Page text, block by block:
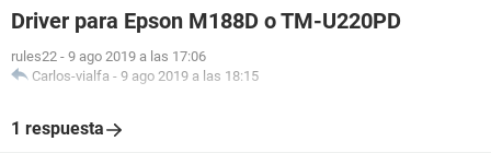
Driver para Epson M188D o TM-U220PD
rules22 - 9 ago 2019 a las 17:06
Carlos-vialfa - 9 ago 2019 a las 18:15
1 respuesta